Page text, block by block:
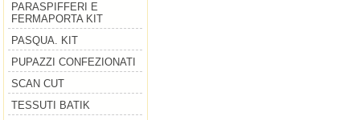
PARASPIFFERI E
FERMAPORTA KIT
PASQUA. KIT
PUPAZZI CONFEZIONATI
SCAN CUT
TESSUTI BATIK